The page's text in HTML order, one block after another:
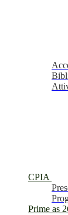
CPIA
Prime as